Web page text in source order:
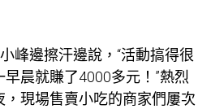
峰邊擦汗邊說，“活動搞得很
晨就賺了4000多元！”熱烈
現場售賣小吃的商家們屢次